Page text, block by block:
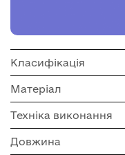
Класифікація
Матеріал
Техніка виконання
Довжина